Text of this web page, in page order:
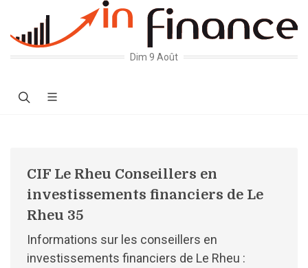
Dim 9 Août
CIF Le Rheu Conseillers en
investissements financiers de Le
Rheu 35
Informations sur les conseillers en
investissements financiers de Le Rheu :